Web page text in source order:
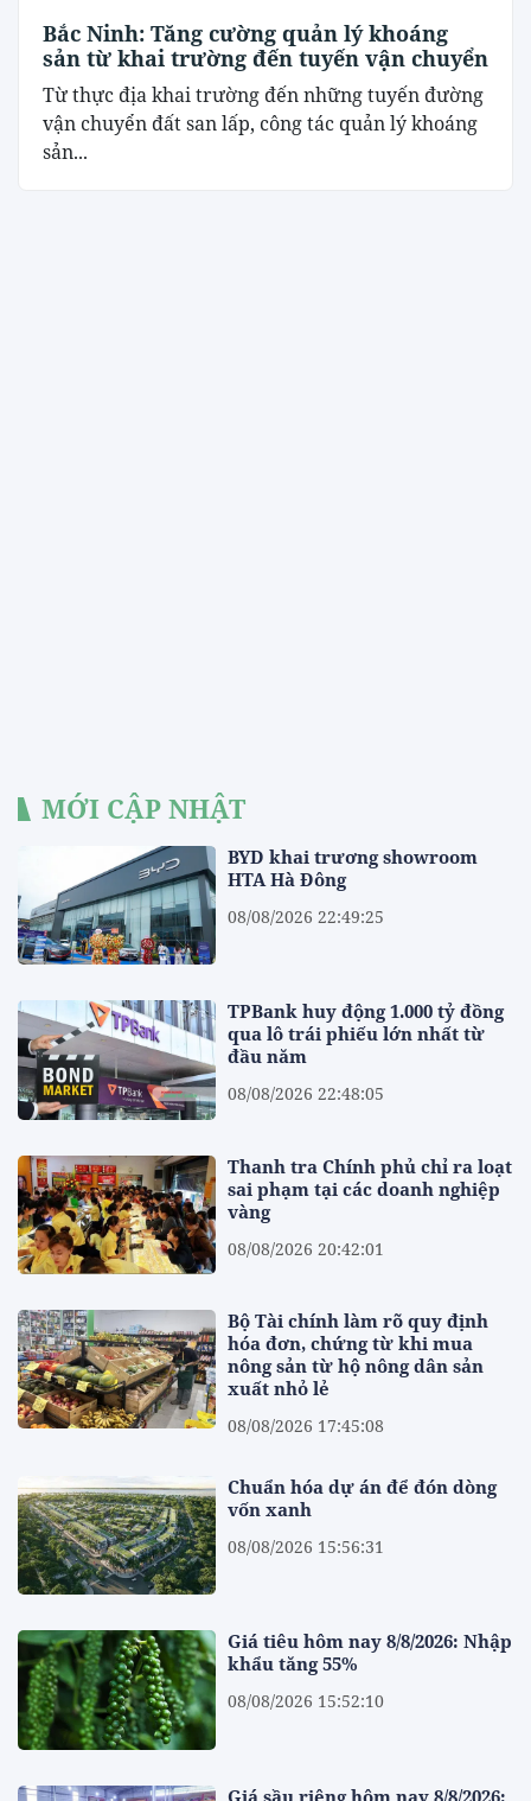
Bắc Ninh: Tăng cường quản lý khoáng
sản từ khai trường đến tuyến vận chuyển
Từ thực địa khai trường đến những tuyến đường
vận chuyển đất san lấp, công tác quản lý khoáng
sản...
MỚI CẬP NHẬT
BYD khai trương showroom
HTA Hà Đông
08/08/2026 22:49:25
TPBank huy động 1.000 tỷ đồng
qua lô trái phiếu lớn nhất từ
đầu năm
08/08/2026 22:48:05
Thanh tra Chính phủ chỉ ra loạt
sai phạm tại các doanh nghiệp
vàng
08/08/2026 20:42:01
Bộ Tài chính làm rõ quy định
hóa đơn, chứng từ khi mua
nông sản từ hộ nông dân sản
xuất nhỏ lẻ
08/08/2026 17:45:08
Chuẩn hóa dự án để đón dòng
vốn xanh
08/08/2026 15:56:31
Giá tiêu hôm nay 8/8/2026: Nhập
khẩu tăng 55%
08/08/2026 15:52:10
Giá sầu riêng hôm nay 8/8/2026: